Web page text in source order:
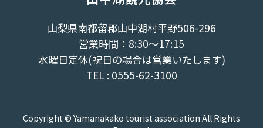
山梨県南都留郡山中湖村平野506-296
営業時間：8:30～17:15
水曜日定休(祝日の場合は営業いたします)
TEL : 0555-62-3100
Copyright © Yamanakako tourist association All Rights